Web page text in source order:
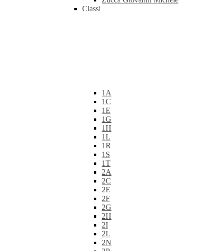
Classi
1A
1C
1E
1G
1H
1L
1R
1S
1T
2A
2C
2E
2F
2G
2H
2I
2L
2N